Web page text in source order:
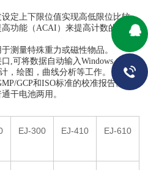
设定上下限位值实现高低限位比较。
功能（ACAI）来提高计数的精确
测量特殊重力或磁性物品。
,可将数据自动输入Windows
，绘图，曲线分析等工作。
GCP和ISO标准的校准报告。
通干电池两用。
EJ-300 EJ-410 EJ-610